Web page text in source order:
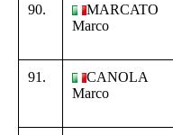
90.
MARCATO
Marco
91.
CANOLA
Marco